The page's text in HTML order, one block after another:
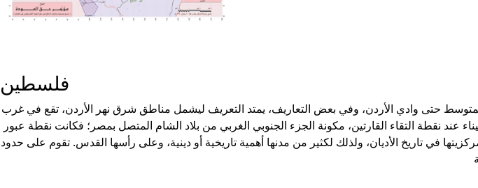
فلسطين
حتى وادي الأردن، وفي بعض التعاريف، يمتد التعريف ليشمل مناطق شرق نهر الأردن، تقع في غرب
عند نقطة التقاء القارتين، مكونة الجزء الجنوبي الغربي من بلاد الشام المتصل بمصر؛ فكانت نقطة عبور
في تاريخ الأديان، ولذلك لكثير من مدنها أهمية تاريخية أو دينية، وعلى رأسها القدس. تقوم على حدود